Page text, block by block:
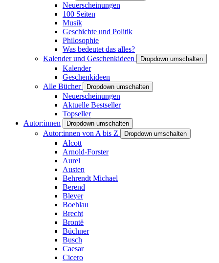
Neuerscheinungen
100 Seiten
Musik
Geschichte und Politik
Philosophie
Was bedeutet das alles?
Kalender und Geschenkideen
Dropdown umschalten
Kalender
Geschenkideen
Alle Bücher
Dropdown umschalten
Neuerscheinungen
Aktuelle Bestseller
Topseller
Autor:innen
Dropdown umschalten
Autor:innen von A bis Z Dropdown umschalten
Alcott
Arnold-Forster
Aurel
Austen
Behrendt Michael
Berend
Bleyer
Boehlau
Brecht
Brontë
Büchner
Busch
Caesar
Cicero